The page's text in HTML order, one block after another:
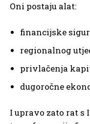
Oni postaju alat:
financijske
regionalnog
privlačenja
dugoročne
I upravo zato rat